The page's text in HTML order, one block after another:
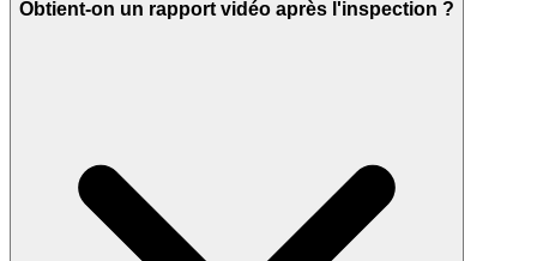
Obtient-on un rapport vidéo après l'inspection ?